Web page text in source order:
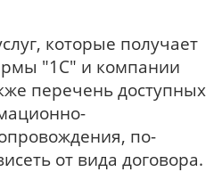
которые получает
"1С" и компании
перечень доступных
по-
от вида договора.